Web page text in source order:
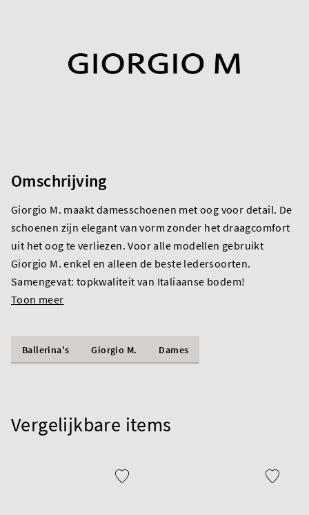
Omschrijving
Giorgio M. maakt damesschoenen met oog voor detail. De
schoenen zijn elegant van vorm zonder het draagcomfort
uit het oog te verliezen. Voor alle modellen gebruikt
Giorgio M. enkel en alleen de beste ledersoorten.
Samengevat: topkwaliteit van Italiaanse bodem!
Toon meer
Ballerina's Giorgio M. Dames
Vergelijkbare items